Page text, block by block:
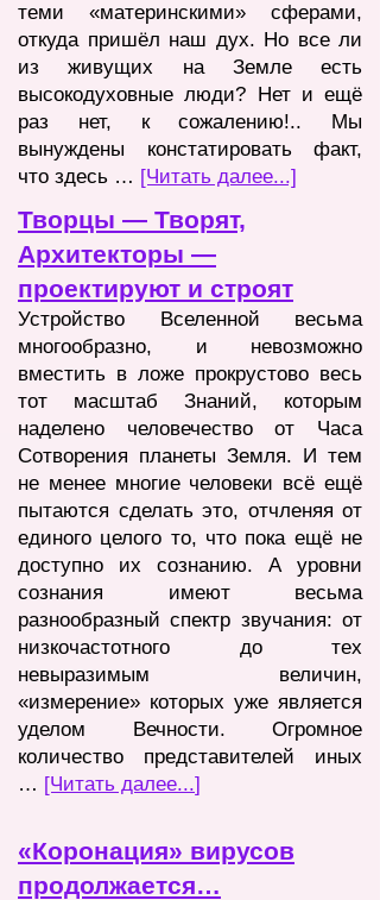
теми «материнскими» сферами,
откуда пришёл наш дух. Но все ли
из живущих на Земле есть
высокодуховные люди? Нет и ещё
раз нет, к сожалению!.. Мы
вынуждены констатировать факт,
что здесь … [Читать далее...]
Творцы — Творят,
Архитекторы —
проектируют и строят
Устройство Вселенной весьма
многообразно, и невозможно
вместить в ложе прокрустово весь
тот масштаб Знаний, которым
наделено человечество от Часа
Сотворения планеты Земля. И тем
не менее многие человеки всё ещё
пытаются сделать это, отчленяя от
единого целого то, что пока ещё не
доступно их сознанию. А уровни
сознания имеют весьма
разнообразный спектр звучания: от
низкочастотного до тех
невыразимым величин,
«измерение» которых уже является
уделом Вечности. Огромное
количество представителей иных
… [Читать далее...]
«Коронация» вирусов
продолжается…